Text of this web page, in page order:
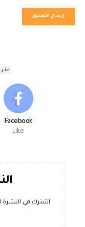
Facebook
Like
اشترك في النشرة